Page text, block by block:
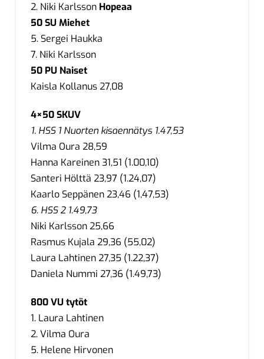
2. Niki KarlssonHopeaa
50 SU Miehet
5. Sergei Haukka
7. Niki Karlsson
50 PU Naiset
Kaisla Kollanus 27,08
4×50 SKUV
1. HSS 1 Nuorten kisaennätys 1.47,53
Vilma Oura 28,59
Hanna Kareinen 31,51 (1.00,10)
Santeri Hölttä 23,97 (1.24,07)
Kaarlo Seppänen 23,46 (1,47,53)
6. HSS 2 1.49,73
Niki Karlsson 25,66
Rasmus Kujala 29,36 (55,02)
Laura Lahtinen 27,35 (1.22,37)
Daniela Nummi 27,36 (1.49,73)
800 VU tytöt
1. Laura Lahtinen
2. Vilma Oura
5. Helene Hirvonen